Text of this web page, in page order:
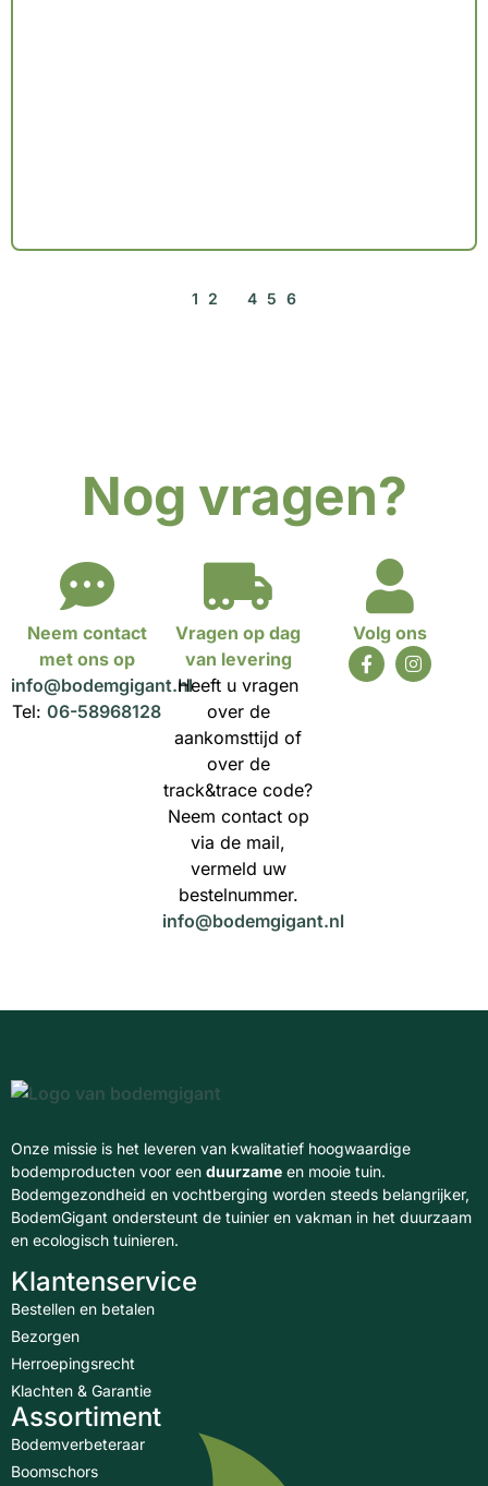
1 2 4 5 6
Nog vragen?
Neem contact
met ons op
info@bodemgigant.nl
Tel:06-58968128
Vragen op dag
van levering
Heeft u vragen
over de
aankomsttijd of
over de
track&trace code?
Neem contact op
via de mail,
vermeld uw
bestelnummer.
info@bodemgigant.nl
Volg ons
Onze missie is het leveren van kwalitatief hoogwaardige
bodemproducten voor een duurzame en mooie tuin.
Bodemgezondheid en vochtberging worden steeds belangrijker,
BodemGigant ondersteunt de tuinier en vakman in het duurzaam
en ecologisch tuinieren.
Klantenservice
Bestellen en betalen
Bezorgen
Herroepingsrecht
Klachten & Garantie
Assortiment
Bodemverbeteraar
Boomschors